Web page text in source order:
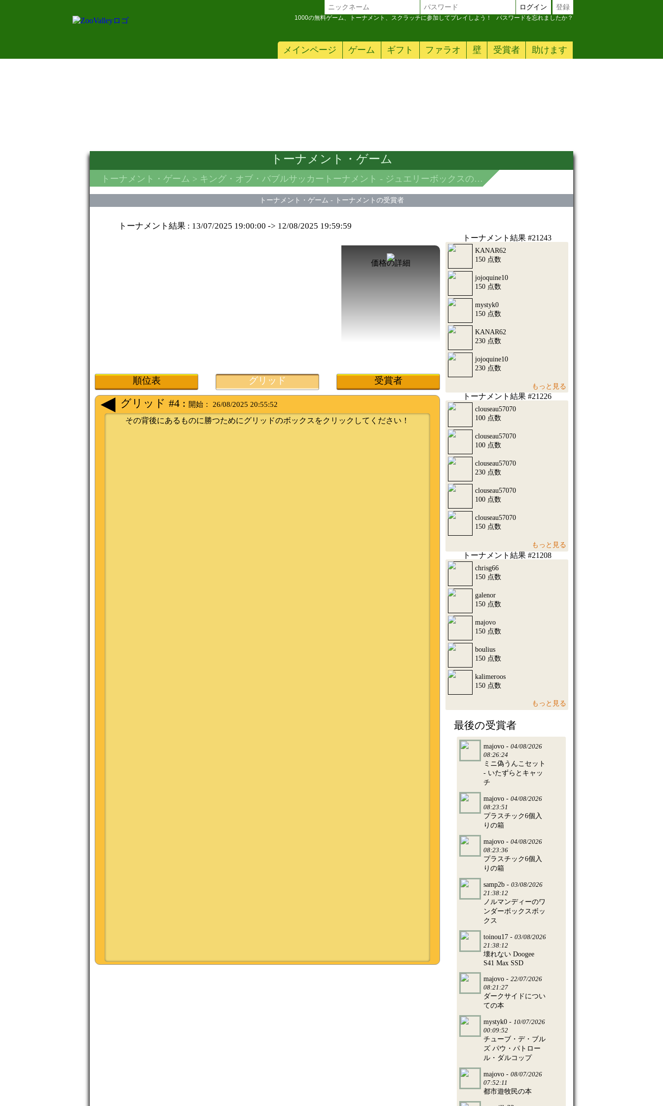
メインページ ゲーム ギフト ファラオ 壁 受賞者 助けます
ログイン 登録
1000の無料ゲーム、トーナメント、スクラッチに参加してプレイしよう！ パスワードを忘れましたか？
トーナメント・ゲーム
トーナメント・ゲーム > キング・オブ・バブルサッカートーナメント - ジュエリーボックスのセット
トーナメント・ゲーム - トーナメントの受賞者
トーナメント結果 : 13/07/2025 19:00:00 -> 12/08/2025 19:59:59
価格の詳細
順位表 グリッド 受賞者
グリッド #4 : 開始： 26/08/2025 20:55:52
その背後にあるものに勝つためにグリッドのボックスをクリックしてください！
トーナメント結果 #21243
KANAR62
150 点数
jojoquine10
150 点数
mystyk0
150 点数
KANAR62
230 点数
jojoquine10
230 点数
もっと見る
トーナメント結果 #21226
clouseau57070
100 点数
clouseau57070
100 点数
clouseau57070
230 点数
clouseau57070
100 点数
clouseau57070
150 点数
もっと見る
トーナメント結果 #21208
chrisg66
150 点数
galenor
150 点数
majovo
150 点数
boulius
150 点数
kalimeroos
150 点数
もっと見る
最後の受賞者
majovo - 04/08/2026
08:26:24
ミニ偽うんこセット
- いたずらとキャッ
チ
majovo - 04/08/2026
08:23:51
プラスチック6個入
りの箱
majovo - 04/08/2026
08:23:36
プラスチック6個入
りの箱
samp2b - 03/08/2026
21:38:12
ノルマンディーのワ
ンダーボックスボッ
クス
toinou17 - 03/08/2026
21:38:12
壊れない Doogee
S41 Max SSD
majovo - 22/07/2026
08:21:27
ダークサイドについ
ての本
mystyk0 - 10/07/2026
00:09:52
チューブ・デ・ブル
ズ パウ・パトロー
ル・ダルコップ
majovo - 08/07/2026
07:52:11
都市遊牧民の本